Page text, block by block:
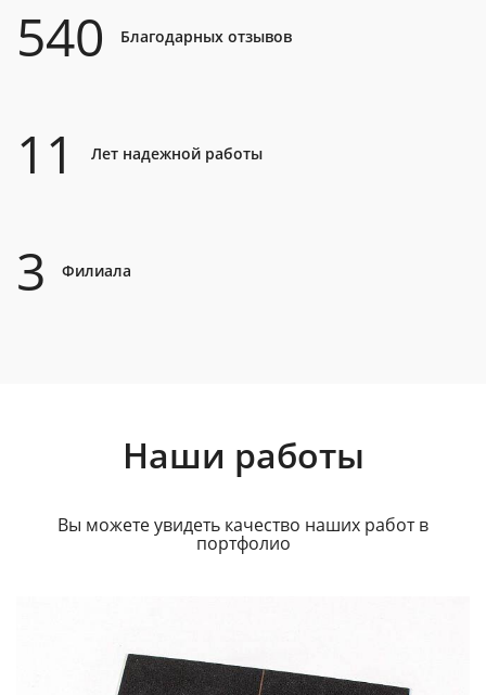
540 Благодарных отзывов
11 Лет надежной работы
3 Филиала
Наши работы
Вы можете увидеть качество наших работ в
портфолио